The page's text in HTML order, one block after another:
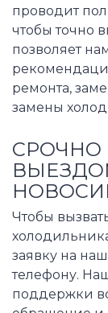
проводит
чтобы точно
позволяет
ремонта,
замены
СРОЧНО
Чтобы
заявку на
телефону.
поддержки